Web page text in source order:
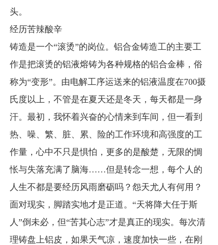
行情报价
数字报
头。
经历苦辣酸辛
铸造是一个“滚烫”的岗位。铝合金铸造工的主要工
作是把滚烫的铝液熔铸为各种规格的铝合金棒，俗
称为“变形”。由电解工序运送来的铝液温度在700摄
氏度以上，不管是在夏天还是冬天，每天都是一身
汗。最初，我怀着兴奋的心情来到车间，但一看到
热、噪、繁、脏、累、险的工作环境和高强度的工
作量，心中不只是惧怕，更多的是酸楚，无限的惆
怅与失落充满了脑海……但是转念一想，每个人的
人生不都是要经历风雨磨砺吗？怨天尤人有何用？
面对现实，脚踏实地才是正道。“天将降大任于斯
人”倒未必，但“苦其心志”才是真正的现实。每次清
理铸盘上铝皮，如果天气凉，速度加快一些，在刚